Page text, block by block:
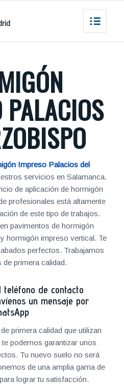
PALACIOS
Impreso Palacios del
servicios en Salamanca.
de aplicación de hormigón
profesionales está altamente
de este tipo de trabajos.
pavimentos de hormigón
hormigón impreso vertical. Te
perfectos. Trabajamos
de primera calidad.
de contacto
un mensaje por
primera calidad que utilizan
podemos garantizar unos
Tu nuevo suelo no será
de una amplia gama de
lograr tu satisfacción.